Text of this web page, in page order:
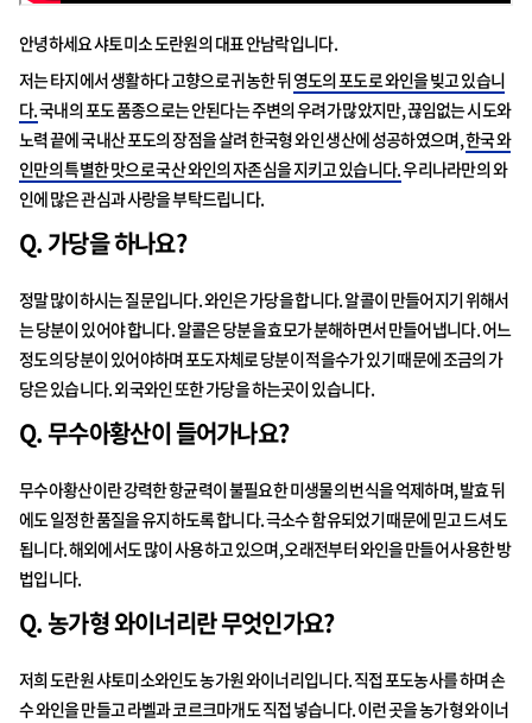
안녕하세요 샤토미소 도란원의 대표 안남락입니다.
저는 타지에서 생활하다 고향으로 귀농한 뒤영도의 포도로 와인을 빚고 있습니
다.국내의 포도 품종으로는 안된다는 주변의 우려가 많았지만, 끊임없는 시도와
노력 끝에 국내산 포도의 장점을 살려 한국형 와인 생산에 성공하였으며,한국 와
인만의 특별한 맛으로 국산 와인의 자존심을 지키고 있습니다.우리나라만의 와
인에 많은 관심과 사랑을 부탁드립니다.
Q. 가당을 하나요?
정말 많이하시는 질문입니다. 와인은 가당을 합니다. 알콜이 만들어지기 위해서
는 당분이 있어야 합니다. 알콜은 당분을 효모가 분해하면서 만들어냅니다. 어느
정도의 당분이 있어야하며 포도자체로 당분이 적을수가 있기 때문에 조금의 가
당은 있습니다. 외국와인 또한 가당을 하는곳이 있습니다.
Q. 무수아황산이 들어가나요?
무수아황산이란 강력한 항균력이 불필요한 미생물의 번식을 억제하며, 발효 뒤
에도 일정한 품질을 유지하도록 합니다. 극소수 함유되었기 때문에 믿고 드셔도
됩니다. 해외에서도 많이 사용하고 있으며, 오래전부터 와인을 만들어 사용한 방
법입니다.
Q. 농가형 와이너리란 무엇인가요?
저희 도란원 샤토미소와인도 농가원 와이너리입니다. 직접 포도농사를 하며 손
수 와인을 만들고 라벨과 코르크마개도 직접 넣습니다. 이런 곳을 농가형 와이너